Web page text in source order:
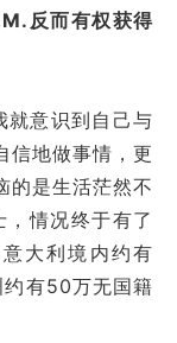
反而有权获得
就意识到自己与
信地做事情，更
的是生活茫然不
情况终于有了
大利境内约有
有50万无国籍